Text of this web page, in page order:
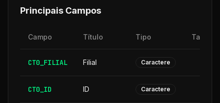
Principais Campos
Campo Título Tipo
CT0_FILIAL Filial Caractere
CT0_ID ID Caractere